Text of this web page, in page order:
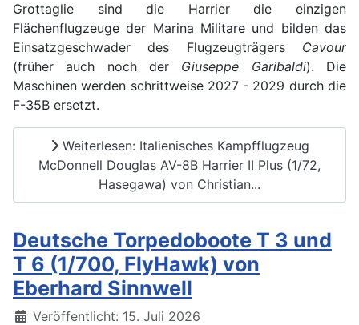
Grottaglie sind die Harrier die einzigen
Flächenflugzeuge der Marina Militare und bilden das
Einsatzgeschwader des Flugzeugträgers Cavour
(früher auch noch der Giuseppe Garibaldi). Die
Maschinen werden schrittweise 2027 - 2029 durch die
F-35B ersetzt.
Weiterlesen: Italienisches Kampfflugzeug
McDonnell Douglas AV-8B Harrier II Plus (1/72,
Hasegawa) von Christian...
Deutsche Torpedoboote T 3 und
T 6 (1/700, FlyHawk) von
Eberhard Sinnwell
Details
Veröffentlicht: 15. Juli 2026